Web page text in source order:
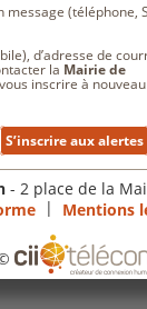
message (téléphone,
d’adresse de
la Mairie de
inscrire à
S’inscrire aux alertes
- 2 place de la
| Mentions